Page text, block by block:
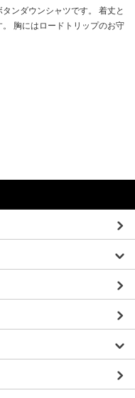
ンダウンシャツです。 着丈と
胸にはロードトリップのお守